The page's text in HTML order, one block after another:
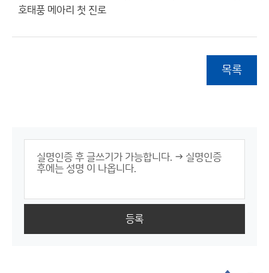
호태풍 메아리 첫 진로
목록
등록